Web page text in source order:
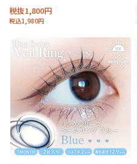
税抜1,800円
税込1,980円